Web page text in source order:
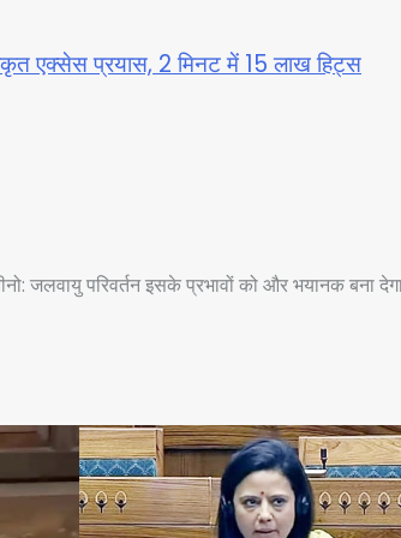
एक्सेस प्रयास, 2 मिनट में 15 लाख हिट्स
जलवायु परिवर्तन इसके प्रभावों को और भयानक बना